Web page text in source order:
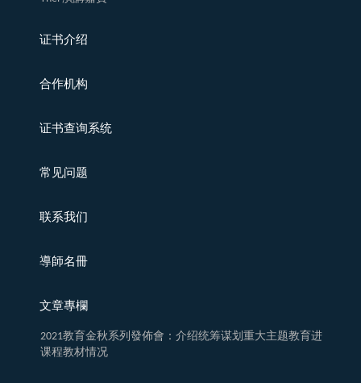
证书介绍
合作机构
证书查询系统
常见问题
联系我们
導師名冊
文章專欄
2021教育金秋系列發佈會：介绍统筹谋划重大主题教育进
课程教材情况